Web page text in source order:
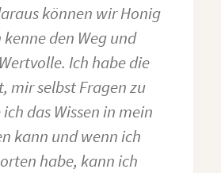
können wir Honig
den Weg und
Ich habe die
mir selbst Fragen zu
das Wissen in mein
kann und wenn ich
habe, kann ich